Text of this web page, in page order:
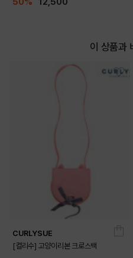
이 상품과
CURLYSUE
[컬리수] 고양이리본 크로스백